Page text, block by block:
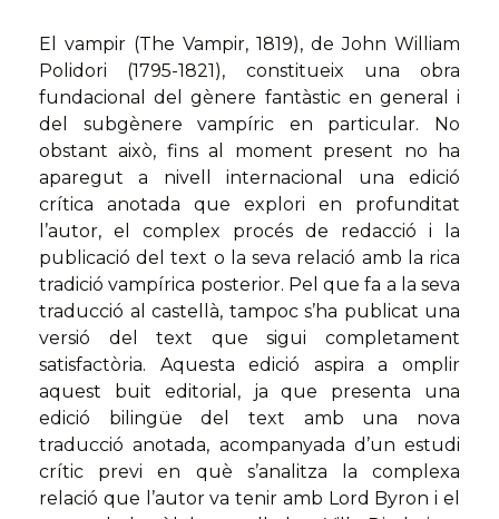
El vampir (The Vampir, 1819), de John William
Polidori (1795-1821), constitueix una obra
fundacional del gènere fantàstic en general i
del subgènere vampíric en particular. No
obstant això, fins al moment present no ha
aparegut a nivell internacional una edició
crítica anotada que explori en profunditat
l’autor, el complex procés de redacció i la
publicació del text o la seva relació amb la rica
tradició vampírica posterior. Pel que fa a la seva
traducció al castellà, tampoc s’ha publicat una
versió del text que sigui completament
satisfactòria. Aquesta edició aspira a omplir
aquest buit editorial, ja que presenta una
edició bilingüe del text amb una nova
traducció anotada, acompanyada d’un estudi
crític previ en què s’analitza la complexa
relació que l’autor va tenir amb Lord Byron i el